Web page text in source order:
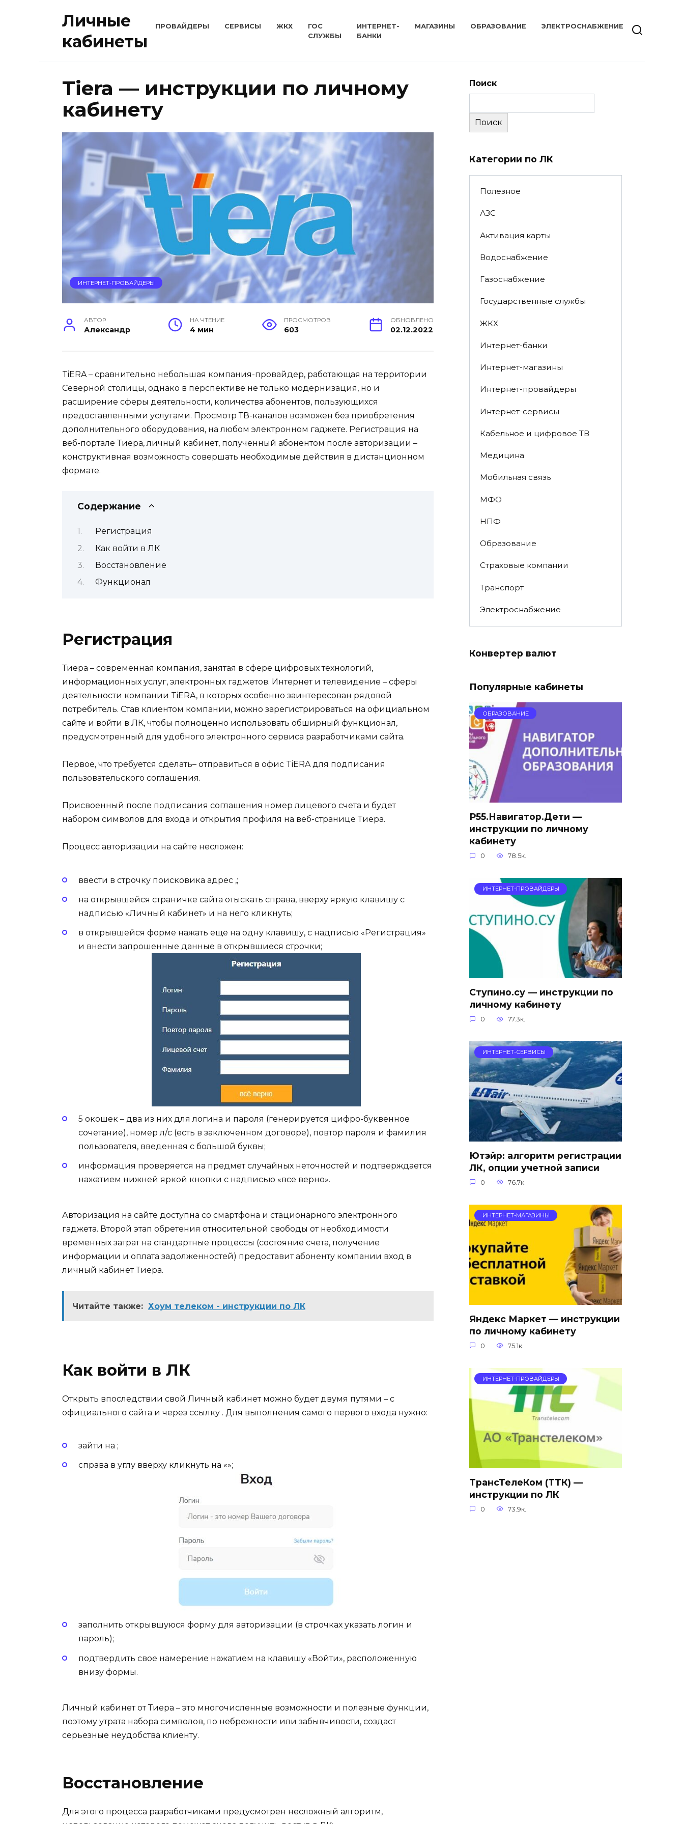
Личные
кабинеты
ПРОВАЙДЕРЫ СЕРВИСЫ ЖКХ
ГОС
СЛУЖБЫ
ИНТЕРНЕТ-
БАНКИ
МАГАЗИНЫ ОБРАЗОВАНИЕ ЭЛЕКТРОСНАБЖЕНИЕ
Tiera — инструкции по личному
кабинету
ИНТЕРНЕТ-ПРОВАЙДЕРЫ
АВТОР
Александр
НА ЧТЕНИЕ
4 мин
ПРОСМОТРОВ
603
ОБНОВЛЕНО
02.12.2022
TiERA – сравнительно небольшая компания-провайдер, работающая на территории
Северной столицы, однако в перспективе не только модернизация, но и
расширение сферы деятельности, количества абонентов, пользующихся
предоставленными услугами. Просмотр ТВ-каналов возможен без приобретения
дополнительного оборудования, на любом электронном гаджете. Регистрация на
веб-портале Тиера, личный кабинет, полученный абонентом после авторизации –
конструктивная возможность совершать необходимые действия в дистанционном
формате.
Содержание
Регистрация
Как войти в ЛК
Восстановление
Функционал
Регистрация
Тиера – современная компания, занятая в сфере цифровых технологий,
информационных услуг, электронных гаджетов. Интернет и телевидение – сферы
деятельности компании TiERA, в которых особенно заинтересован рядовой
потребитель. Став клиентом компании, можно зарегистрироваться на официальном
сайте и войти в ЛК, чтобы полноценно использовать обширный функционал,
предусмотренный для удобного электронного сервиса разработчиками сайта.
Первое, что требуется сделать– отправиться в офис TiERA для подписания
пользовательского соглашения.
Присвоенный после подписания соглашения номер лицевого счета и будет
набором символов для входа и открытия профиля на веб-странице Тиера.
Процесс авторизации на сайте несложен:
ввести в строчку поисковика адрес ,;
на открывшейся страничке сайта отыскать справа, вверху яркую клавишу с
надписью «Личный кабинет» и на него кликнуть;
в открывшейся форме нажать еще на одну клавишу, с надписью «Регистрация»
и внести запрошенные данные в открывшиеся строчки;
5 окошек – два из них для логина и пароля (генерируется цифро-буквенное
сочетание), номер л/с (есть в заключенном договоре), повтор пароля и фамилия
пользователя, введенная с большой буквы;
информация проверяется на предмет случайных неточностей и подтверждается
нажатием нижней яркой кнопки с надписью «все верно».
Авторизация на сайте доступна со смартфона и стационарного электронного
гаджета. Второй этап обретения относительной свободы от необходимости
временных затрат на стандартные процессы (состояние счета, получение
информации и оплата задолженностей) предоставит абоненту компании вход в
личный кабинет Тиера.
Читайте также: Хоум телеком - инструкции по ЛК
Как войти в ЛК
Открыть впоследствии свой Личный кабинет можно будет двумя путями – с
официального сайта и через ссылку . Для выполнения самого первого входа нужно:
зайти на ;
справа в углу вверху кликнуть на «»;
заполнить открывшуюся форму для авторизации (в строчках указать логин и
пароль);
подтвердить свое намерение нажатием на клавишу «Войти», расположенную
внизу формы.
Личный кабинет от Тиера – это многочисленные возможности и полезные функции,
поэтому утрата набора символов, по небрежности или забывчивости, создаст
серьезные неудобства клиенту.
Восстановление
Для этого процесса разработчиками предусмотрен несложный алгоритм,
Поиск
Поиск
Категории по ЛК
Полезное
АЗС
Активация карты
Водоснабжение
Газоснабжение
Государственные службы
ЖКХ
Интернет-банки
Интернет-магазины
Интернет-провайдеры
Интернет-сервисы
Кабельное и цифровое ТВ
Медицина
Мобильная связь
МФО
НПФ
Образование
Страховые компании
Транспорт
Электроснабжение
Конвертер валют
Популярные кабинеты
ОБРАЗОВАНИЕ
Р55.Навигатор.Дети —
инструкции по личному
кабинету
0 78.5к.
ИНТЕРНЕТ-ПРОВАЙДЕРЫ
Ступино.су — инструкции по
личному кабинету
0 77.3к.
ИНТЕРНЕТ-СЕРВИСЫ
Ютэйр: алгоритм регистрации
ЛК, опции учетной записи
0 76.7к.
ИНТЕРНЕТ-МАГАЗИНЫ
Яндекс Маркет — инструкции
по личному кабинету
0 75.1к.
ИНТЕРНЕТ-ПРОВАЙДЕРЫ
ТрансТелеКом (ТТК) —
инструкции по ЛК
0 73.9к.